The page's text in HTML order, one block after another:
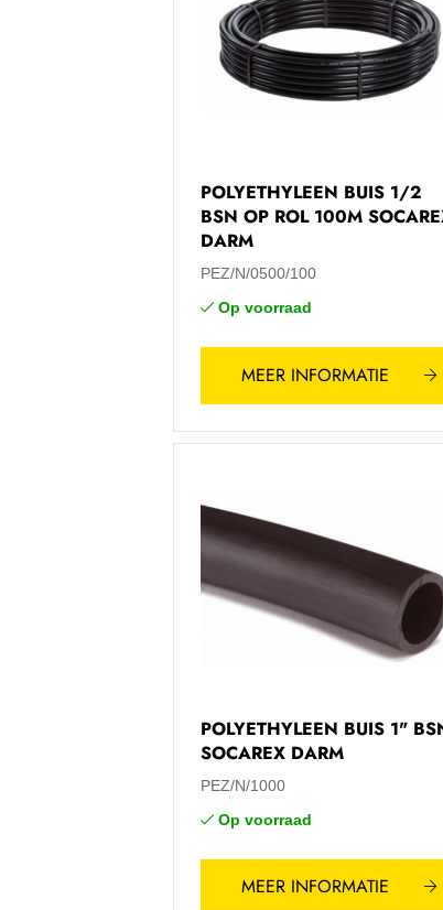
POLYETHYLEEN BUIS 1/2
BSN OP ROL 100M
DARM
PEZ/N/0500/100
Op voorraad
MEER INFORMATIE
POLYETHYLEEN BUIS 1"
SOCAREX DARM
PEZ/N/1000
Op voorraad
MEER INFORMATIE